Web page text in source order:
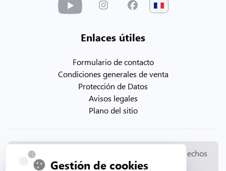
Enlaces útiles
Formulario de contacto
Condiciones generales de venta
Protección de Datos
Avisos legales
Plano del sitio
© Copyright 2026. Topsellerieauto Todos los derechos
reservados
Gestión de cookies